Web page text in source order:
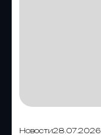
Новости28.07.2026